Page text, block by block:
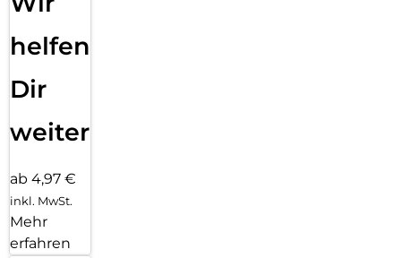
helfen
Dir
weiter
ab 4,97 €
inkl. MwSt.
Mehr
erfahren